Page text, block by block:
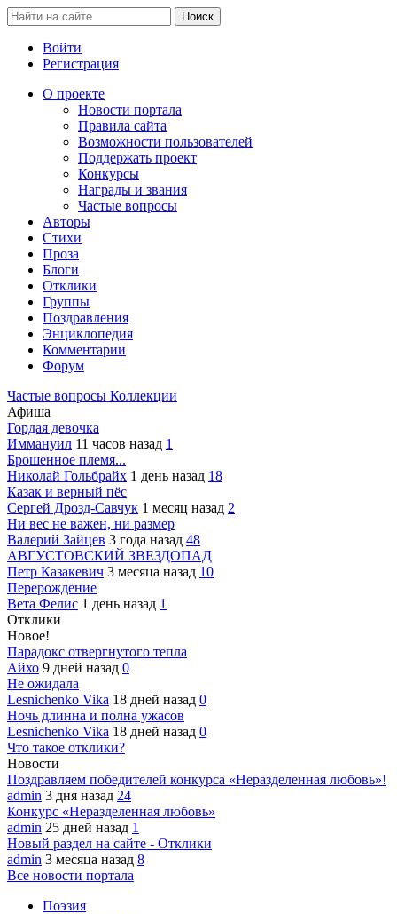
Войти
Регистрация
О проекте
Новости портала
Правила сайта
Возможности пользователей
Поддержать проект
Конкурсы
Награды и звания
Частые вопросы
Авторы
Стихи
Проза
Блоги
Отклики
Группы
Поздравления
Энциклопедия
Комментарии
Форум
Частые вопросы Коллекции
Афиша
Гордая девочка
Иммануил 11 часов назад 1
Брошенное племя...
Николай Гольбрайх 1 день назад 18
Казак и верный пёс
Сергей Дрозд-Савчук 1 месяц назад 2
Ни вес не важен, ни размер
Валерий Зайцев 3 года назад 48
АВГУСТОВСКИЙ ЗВЕЗДОПАД
Петр Казакевич 3 месяца назад 10
Перерождение
Вета Фелис 1 день назад 1
Отклики
Новое!
Парадокс отвергнутого тепла
Айхо 9 дней назад 0
Не ожидала
Lesnichenko Vika 18 дней назад 0
Ночь длинна и полна ужасов
Lesnichenko Vika 18 дней назад 0
Что такое отклики?
Новости
Поздравляем победителей конкурса «Неразделенная любовь»!
admin 3 дня назад 24
Конкурс «Неразделенная любовь»
admin 25 дней назад 1
Новый раздел на сайте - Отклики
admin 3 месяца назад 8
Все новости портала
Поэзия